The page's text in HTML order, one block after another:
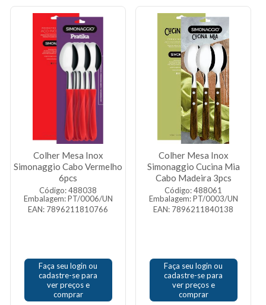
Colher Mesa Inox
Simonaggio Cabo Vermelho
6pcs
Código: 488038
Embalagem: PT/0006/UN
EAN: 7896211810766
Faça seu login ou
cadastre-se para
ver preços e
comprar
Colher Mesa Inox
Simonaggio Cucina Mia
Cabo Madeira 3pcs
Código: 488061
Embalagem: PT/0003/UN
EAN: 7896211840138
Faça seu login ou
cadastre-se para
ver preços e
comprar